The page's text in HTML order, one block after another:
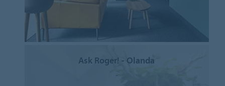
Ask Roger! - Olanda
-